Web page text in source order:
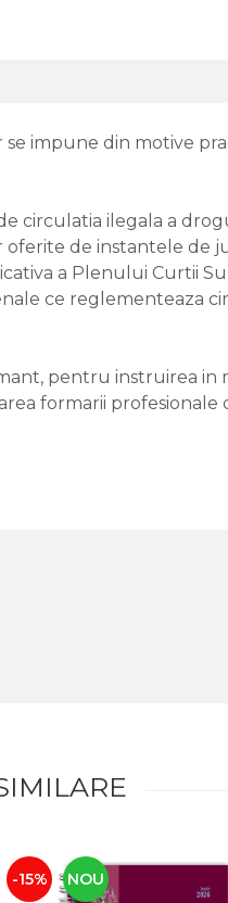
impune din motive
circulatia ilegala a
de instantele de
a Plenului Curtii
ce
pentru instruirea in
formarii profesionale
-15% NOU